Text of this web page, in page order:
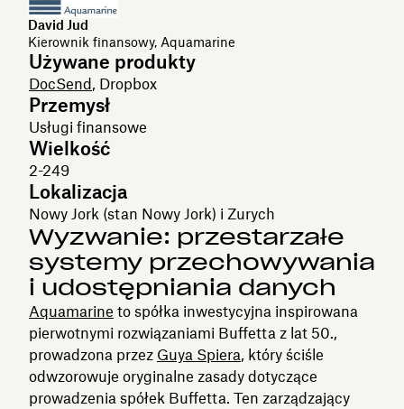
David Jud
Kierownik finansowy, Aquamarine
Używane produkty
DocSend, Dropbox
Przemysł
Usługi finansowe
Wielkość
2-249
Lokalizacja
Nowy Jork (stan Nowy Jork) i Zurych
Wyzwanie: przestarzałe
systemy przechowywania
i udostępniania danych
Aquamarine to spółka inwestycyjna inspirowana
pierwotnymi rozwiązaniami Buffetta z lat 50.,
prowadzona przez Guya Spiera, który ściśle
odwzorowuje oryginalne zasady dotyczące
prowadzenia spółek Buffetta. Ten zarządzający